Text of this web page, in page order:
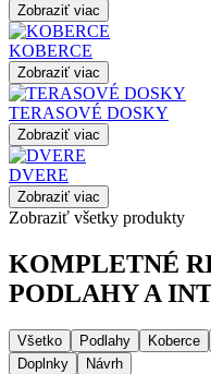
Zobraziť viac
KOBERCE
Zobraziť viac
TERASOVÉ DOSKY
Zobraziť viac
DVERE
Zobraziť viac
Zobraziť všetky produkty
KOMPLETNÉ
PODLAHY A
Všetko Podlahy Koberce
Doplnky
Návrh